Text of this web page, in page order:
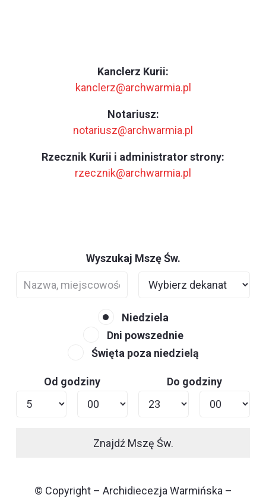
Kanclerz Kurii:
kanclerz@archwarmia.pl
Notariusz:
notariusz@archwarmia.pl
Rzecznik Kurii i administrator strony:
rzecznik@archwarmia.pl
Wyszukaj Mszę Św.
Niedziela
Dni powszednie
Święta poza niedzielą
Od godziny Do godziny
Znajdź Mszę Św.
© Copyright – Archidiecezja Warmińska –